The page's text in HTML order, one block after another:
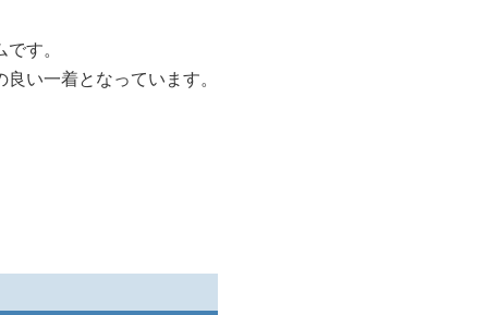
す。
い一着となっています。